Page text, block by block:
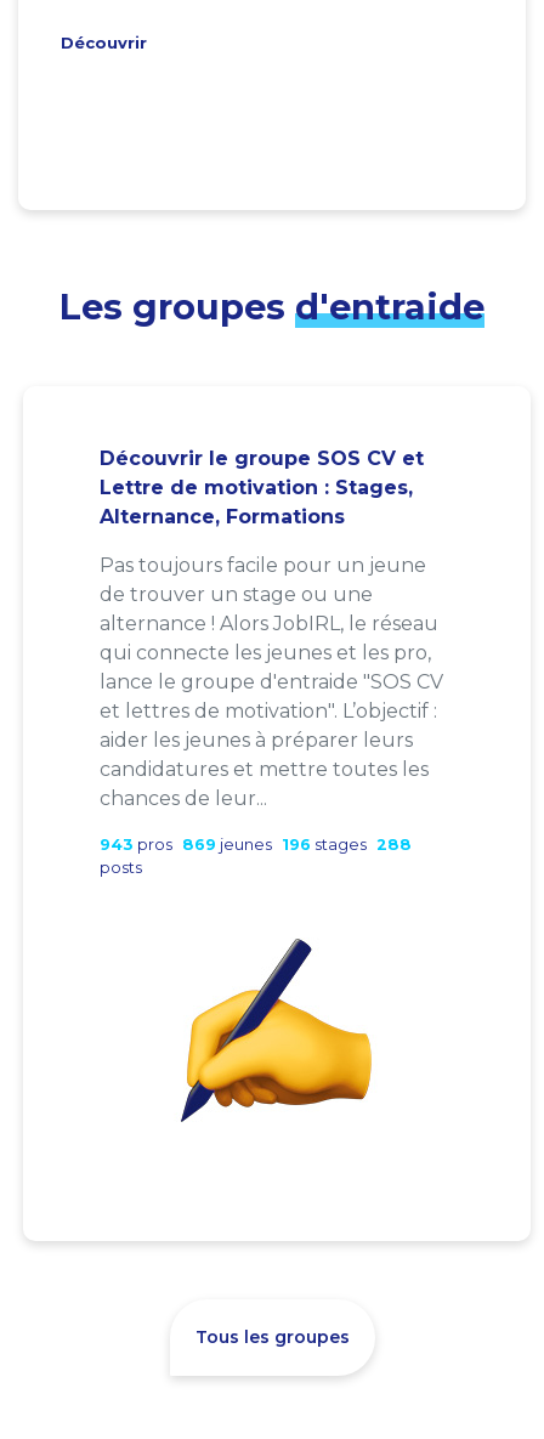
Découvrir
Les groupes d'entraide
Découvrir le groupe SOS CV et
Lettre de motivation : Stages,
Alternance, Formations
Pas toujours facile pour un jeune
de trouver un stage ou une
alternance ! Alors JobIRL, le réseau
qui connecte les jeunes et les pro,
lance le groupe d'entraide "SOS CV
et lettres de motivation". L’objectif :
aider les jeunes à préparer leurs
candidatures et mettre toutes les
chances de leur...
943 pros 869 jeunes 196 stages 288
posts
Tous les groupes